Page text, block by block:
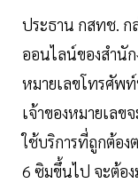
ประธาน กสทช. ก
ออนไลน์ของสำนั
หมายเลขโทรศัพท์
เจ้าของหมายเลข
ใช้บริการที่ถูกต้อ
6 ซิมขึ้นไป จะต้อง